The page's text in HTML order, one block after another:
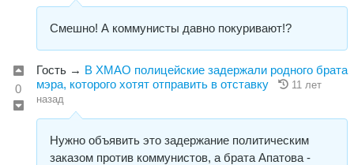
Смешно! А коммунисты давно покуривают!?
0
Гость → В ХМАО полицейские задержали родного брата
мэра, которого хотят отправить в отставку
11 лет
назад
Нужно объявить это задержание политическим
заказом против коммунистов, а брата Апатова -